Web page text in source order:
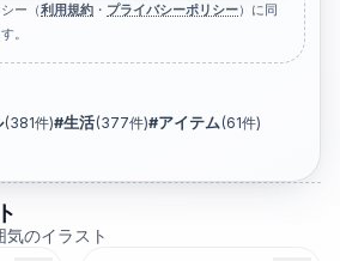
ー（利用規約 ・ プライバシーポリシー）に同
。
(381件)#生活(377件)#アイテム(61件)
気のイラスト